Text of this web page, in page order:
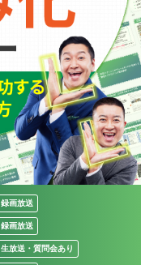
録画放送
録画放送
生放送・質問会あり